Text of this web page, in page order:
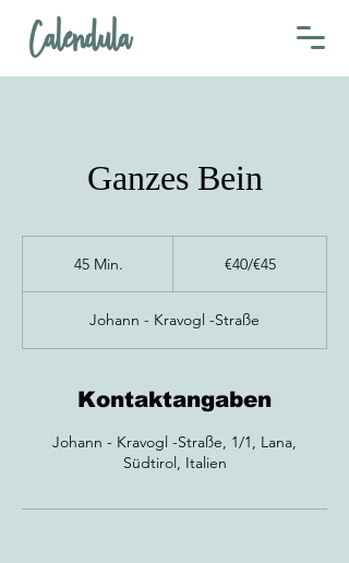
Calendula
Ganzes Bein
45 Min.
i
n
€40/€45
Johann - Kravogl -Straße
Kontaktangaben
Johann - Kravogl -Straße, 1/1, Lana,
Südtirol, Italien